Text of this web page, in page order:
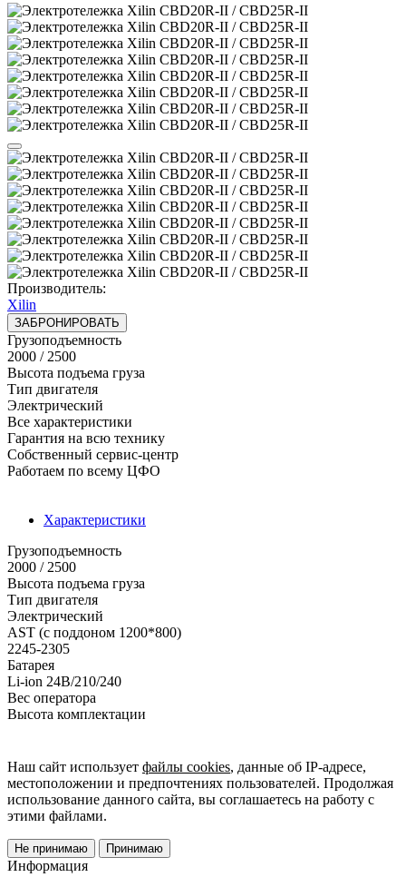
Производитель:
Xilin
ЗАБРОНИРОВАТЬ
Грузоподъемность
2000 / 2500
Высота подъема груза
Тип двигателя
Электрический
Все характеристики
Гарантия на всю технику
Собственный сервис-центр
Работаем по всему ЦФО
Характеристики
Грузоподъемность
2000 / 2500
Высота подъема груза
Тип двигателя
Электрический
AST (с поддоном 1200*800)
2245-2305
Батарея
Li-ion 24В/210/240
Вес оператора
Высота комплектации
Наш сайт использует файлы cookies, данные об IP-адресе,
местоположении и предпочтениях пользователей. Продолжая
использование данного сайта, вы соглашаетесь на работу с
этими файлами.
Не принимаю Принимаю
Информация